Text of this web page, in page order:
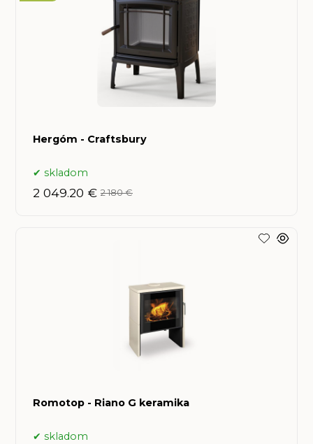
Hergóm - Craftsbury
skladom
2 049.20 € 2 180 €
Romotop - Riano G keramika
skladom